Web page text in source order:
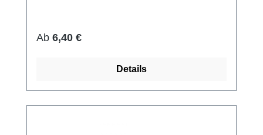
Regulärer Preis:
Ab 6,40 €
Details